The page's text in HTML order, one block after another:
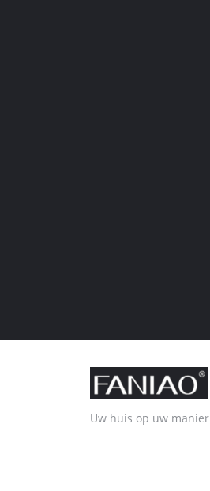
Uw huis op uw manier